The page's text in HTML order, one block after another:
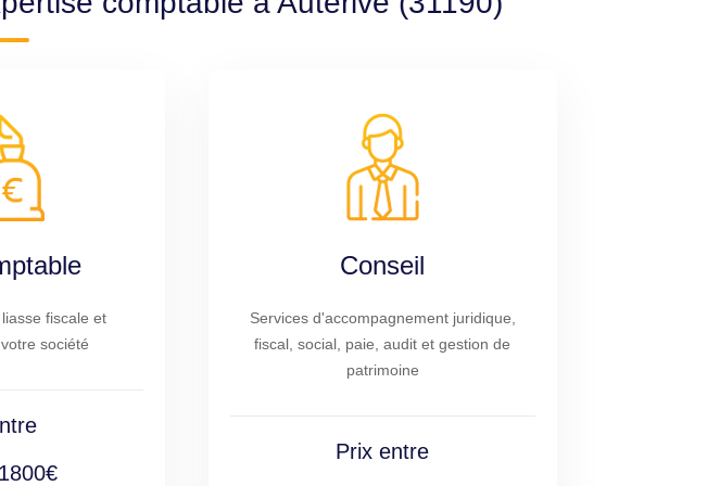
fiscale et
société
Conseil
Services d'accompagnement juridique,
fiscal, social, paie, audit et gestion de
patrimoine
Prix entre